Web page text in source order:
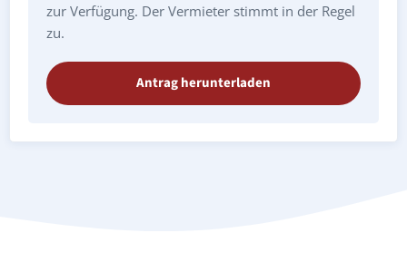
zur Verfügung. Der Vermieter stimmt in der Regel
zu.
Antrag herunterladen